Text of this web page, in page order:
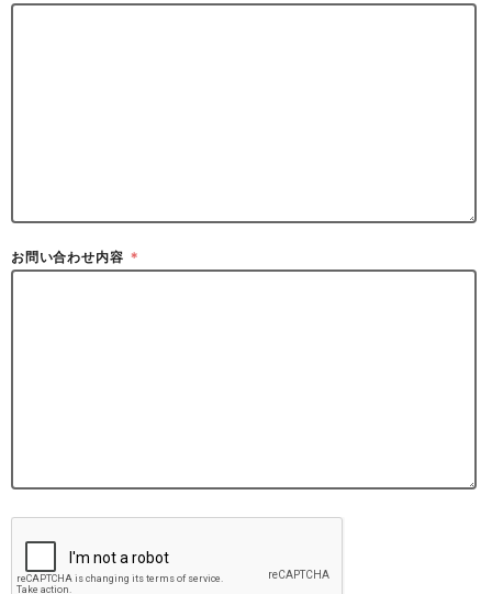
お問い合わせ内容 ＊